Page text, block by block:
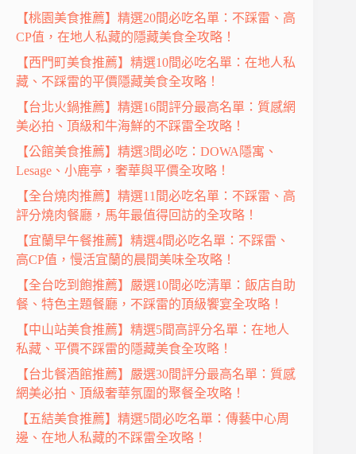
【桃園美食推薦】精選20間必吃名單：不踩雷、高
CP值，在地人私藏的隱藏美食全攻略！
【西門町美食推薦】精選10間必吃名單：在地人私
藏、不踩雷的平價隱藏美食全攻略！
【台北火鍋推薦】精選16間評分最高名單：質感網
美必拍、頂級和牛海鮮的不踩雷全攻略！
【公館美食推薦】精選3間必吃：DOWA隱寓、
Lesage、小鹿亭，奢華與平價全攻略！
【全台燒肉推薦】精選11間必吃名單：不踩雷、高
評分燒肉餐廳，馬年最值得回訪的全攻略！
【宜蘭早午餐推薦】精選4間必吃名單：不踩雷、
高CP值，慢活宜蘭的晨間美味全攻略！
【全台吃到飽推薦】嚴選10間必吃清單：飯店自助
餐、特色主題餐廳，不踩雷的頂級饗宴全攻略！
【中山站美食推薦】精選5間高評分名單：在地人
私藏、平價不踩雷的隱藏美食全攻略！
【台北餐酒館推薦】嚴選30間評分最高名單：質感
網美必拍、頂級奢華氛圍的聚餐全攻略！
【五結美食推薦】精選5間必吃名單：傳藝中心周
邊、在地人私藏的不踩雷全攻略！